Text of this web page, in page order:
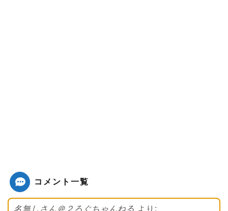
コメント一覧
名無しさん＠２ろぐちゃんねる より: